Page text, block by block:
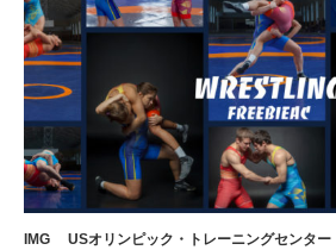
IMG USオリンピック・トレーニングセンター